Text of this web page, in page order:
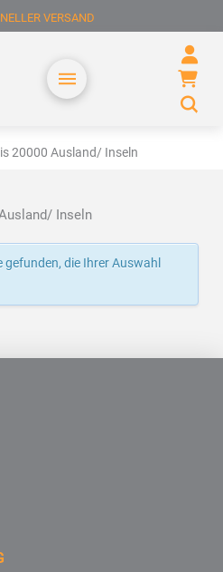
VERSAND
20000 Ausland/ Inseln
Inseln
die Ihrer Auswahl